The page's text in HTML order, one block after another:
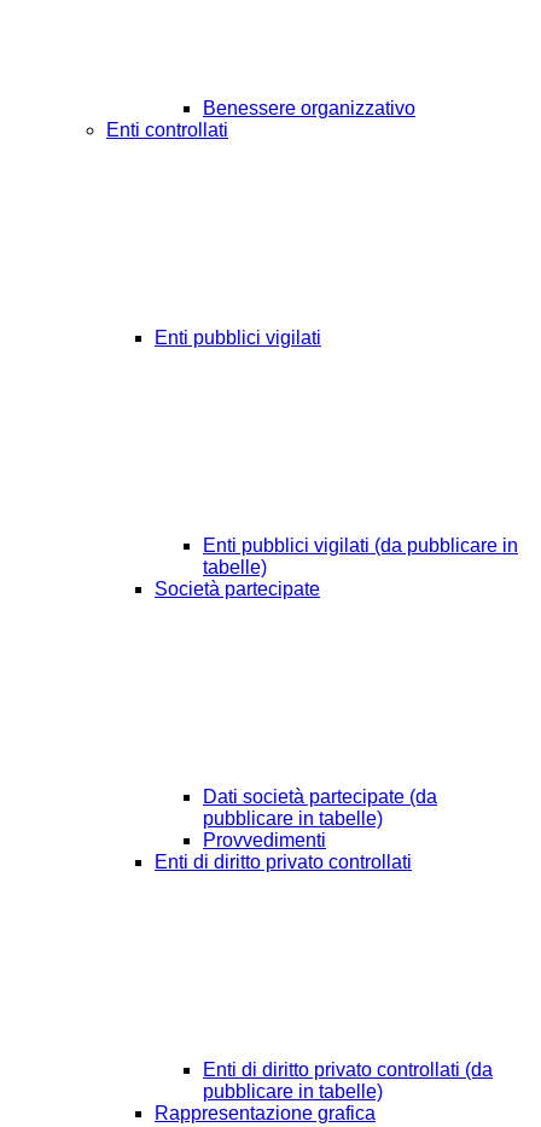
Benessere organizzativo
Enti controllati
Enti pubblici vigilati
Enti pubblici vigilati (da pubblicare in
tabelle)
Società partecipate
Dati società partecipate (da
pubblicare in tabelle)
Provvedimenti
Enti di diritto privato controllati
Enti di diritto privato controllati (da
pubblicare in tabelle)
Rappresentazione grafica